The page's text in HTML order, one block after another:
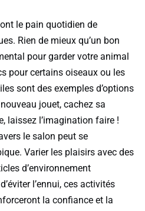
le pain quotidien de
Rien de mieux qu’un bon
pour garder votre animal
pour certains oiseaux ou les
sont des exemples d’options
jouet, cachez sa
laissez l’imagination faire !
le salon peut se
Varier les plaisirs avec des
d’environnement
l’ennui, ces activités
la confiance et la